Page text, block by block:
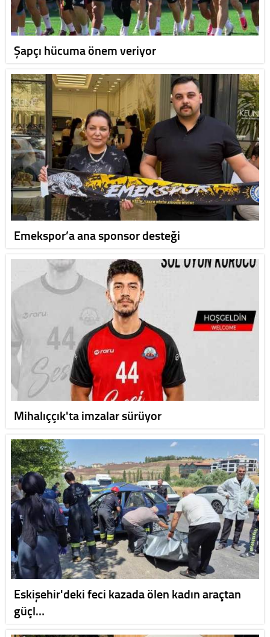
Şapçı hücuma önem veriyor
Emekspor’a ana sponsor desteği
Mihalıççık'ta imzalar sürüyor
Eskişehir'deki feci kazada ölen kadın araçtan
güçl…